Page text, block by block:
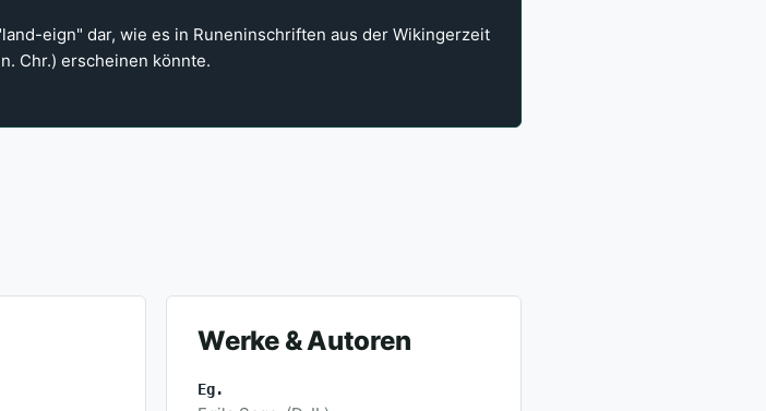
eign" dar, wie es in Runeninschriften aus der Wikingerzeit
Chr.) erscheinen könnte.
Werke & Autoren
Eg.